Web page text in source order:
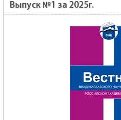
Выпуск №1 за 2025г.